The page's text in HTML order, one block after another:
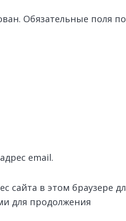
Обязательные поля
email.
сайта в этом браузере
для продолжения